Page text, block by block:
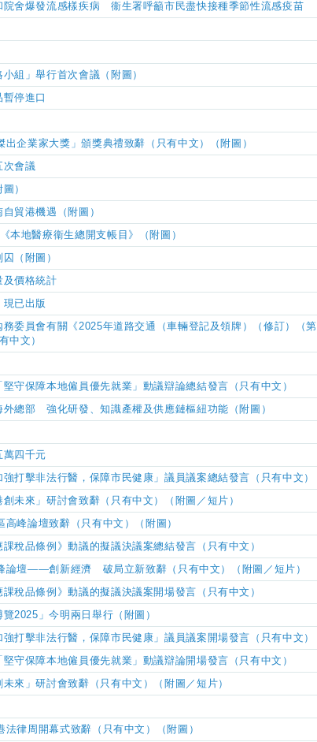
舍爆發流感樣疾病 衞生署呼籲市民盡快接種季節性流感疫苗
組」舉行首次會議（附圖）
停進口
出企業家大獎」頒獎典禮致辭（只有中文）（附圖）
次會議
）
貿港機遇（附圖）
本地醫療衞生總開支帳目》（附圖）
（附圖）
及價格統計
已出版
委員會有關《2025年道路交通（車輛登記及領牌）（修訂）（第
中文）
守保障本地僱員優先就業」動議辯論總結發言（只有中文）
總部 強化研發、知識產權及供應鏈樞紐功能（附圖）
萬四千元
打擊非法行醫，保障市民健康」議員議案總結發言（只有中文）
未來」研討會致辭（只有中文）（附圖／短片）
高峰論壇致辭（只有中文）（附圖）
稅品條例》動議的擬議決議案總結發言（只有中文）
論壇——創新經濟 破局立新致辭（只有中文）（附圖／短片）
稅品條例》動議的擬議決議案開場發言（只有中文）
2025」今明兩日舉行（附圖）
打擊非法行醫，保障市民健康」議員議案開場發言（只有中文）
守保障本地僱員優先就業」動議辯論開場發言（只有中文）
來」研討會致辭（只有中文）（附圖／短片）
律周開幕式致辭（只有中文）（附圖）